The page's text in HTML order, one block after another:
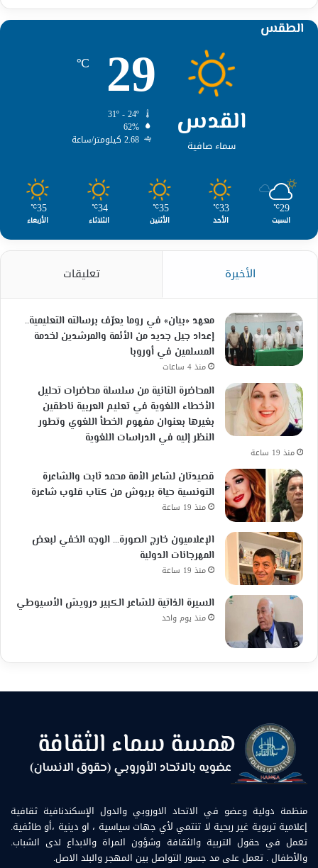
الطقس
القدس
سماء صافية
29
℃
62%
2.68 كيلومتر/ساعة
29
℃
السبت
33
℃
الأحد
35
℃
الأثنين
34
℃
الثلاثاء
35
℃
الأربعاء
الأخيرة تعليقات
معهد «بيان» في روما يعرّف برسالته التعليمية..
إعداد جيل جديد من الأئمة والمرشدين لخدمة
المسلمين في أوروبا
منذ 4 ساعات
المحاضرة الثانية من سلسلة محاضرات تحليل
الأخطاء اللغوية في تعليم العربية ناطقين
بغيرها بعنوان مفهوم الخطأ اللغوي وتطور
النظر إليه في الدراسات اللغوية
منذ 19 ساعة
قصيدتان لشاعر الأمة محمد ثابت والشاعرة
التونسية حياة بربوش من كتاب قلوب شاعرة
منذ 19 ساعة
الإعلاميون خارج الصورة… الوجه الخفي لبعض
المهرجانات الدولية
منذ 19 ساعة
السيرة الذاتية للشاعر الكبير درويش الأسيوطي
منذ يوم واحد
منظمة دولية وعضو في الاتحاد الاوروبي والدول الإسكندنافية ثقافية
إعلامية تربوية غير ربحية لا تنتمي لأي جهات سياسية ، او دينية ،أو طائفية.
تعمل في حقول التربية والثقافة وشؤون المراة والابداع لدى الشباب.
والأطفال . تعمل على مد جسور التواصل بين المهجر والبلد الاصل.